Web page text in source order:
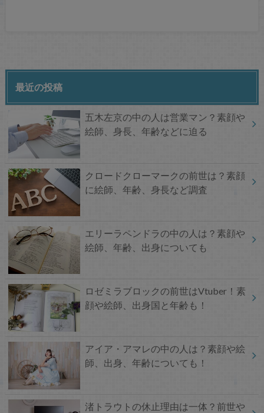
最近の投稿
五木左京の中の人は営業マン？素顔や
絵師、身長、年齢などに迫る
クロードクローマークの前世は？素顔
に絵師、年齢、身長など調査
エリーラペンドラの中の人は？素顔や
絵師、年齢、出身についても
ロゼミラブロックの前世はVtuber！素
顔や絵師、出身国と年齢も！
アイア・アマレの中の人は？素顔や絵
師、出身、年齢についても！
渚トラウトの休止理由は一体？前世や